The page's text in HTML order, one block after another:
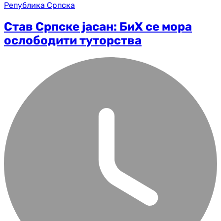
Република Српска
Став Српске јасан: БиХ се мора
ослободити туторства